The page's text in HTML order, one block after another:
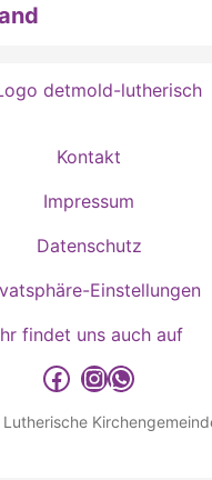
Kontakt
Impressum
Datenschutz
Einstellungen
findet uns auch auf
detmold-lutherisch auf Facebook
detmold-lutherisch auf Instagram
detmold-lutherisch auf